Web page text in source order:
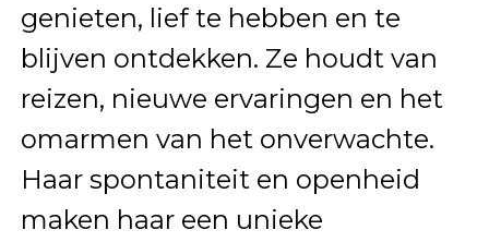
genieten, lief te hebben en te
blijven ontdekken. Ze houdt van
reizen, nieuwe ervaringen en het
omarmen van het onverwachte.
Haar spontaniteit en openheid
maken haar een unieke